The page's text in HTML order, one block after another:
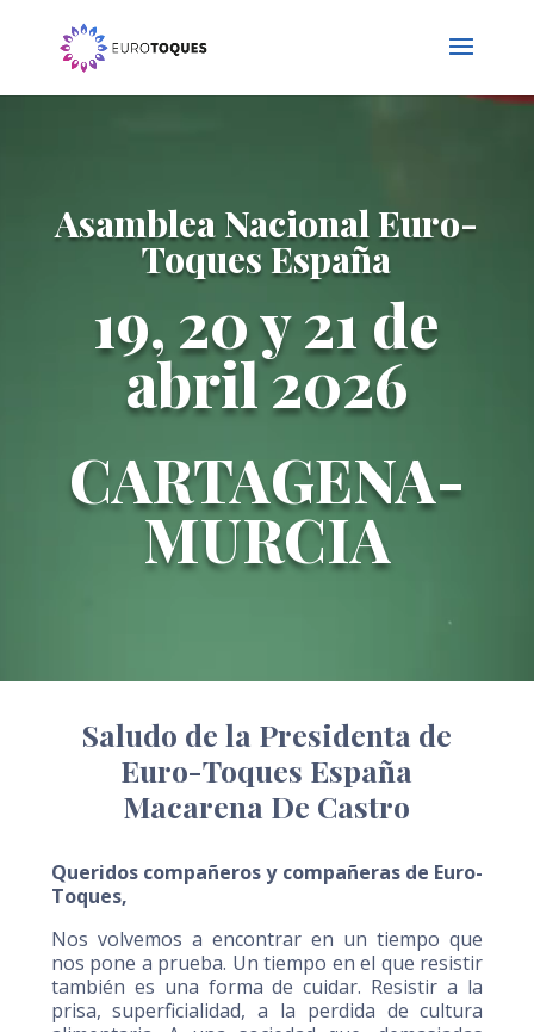
Asamblea Nacional Euro-
Toques España
19, 20 y 21 de
abril 2026
CARTAGENA-
MURCIA
Saludo de la Presidenta de
Euro-Toques España
Macarena De Castro
Queridos compañeros y compañeras de Euro-
Toques,
Nos volvemos a encontrar en un tiempo que
nos pone a prueba. Un tiempo en el que resistir
también es una forma de cuidar. Resistir a la
prisa, superficialidad, a la perdida de cultura